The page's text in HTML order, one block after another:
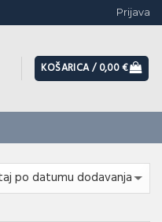
Prijava
KOŠARICA /0,00€